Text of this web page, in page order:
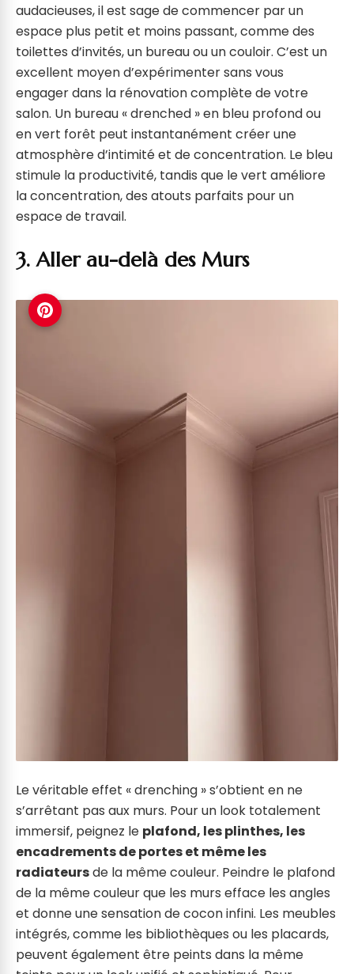
audacieuses, il est sage de commencer par un
espace plus petit et moins passant, comme des
toilettes d’invités, un bureau ou un couloir. C’est un
excellent moyen d’expérimenter sans vous
engager dans la rénovation complète de votre
salon. Un bureau « drenched » en bleu profond ou
en vert forêt peut instantanément créer une
atmosphère d’intimité et de concentration. Le bleu
stimule la productivité, tandis que le vert améliore
la concentration, des atouts parfaits pour un
espace de travail.
3. Aller au-delà des Murs
Le véritable effet « drenching » s’obtient en ne
s’arrêtant pas aux murs. Pour un look totalement
immersif, peignez le plafond, les plinthes, les
encadrements de portes et même les
radiateursde la même couleur. Peindre le plafond
de la même couleur que les murs efface les angles
et donne une sensation de cocon infini. Les meubles
intégrés, comme les bibliothèques ou les placards,
peuvent également être peints dans la même